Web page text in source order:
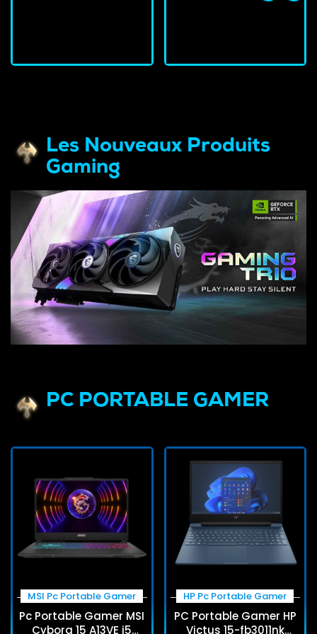
Les Nouveaux Produits
Gaming
PC PORTABLE GAMER
MSI Pc Portable Gamer
Pc Portable Gamer MSI
Cyborg 15 A13VE i5
HP Pc Portable Gamer
PC Portable Gamer HP
Victus 15-fb3011nk